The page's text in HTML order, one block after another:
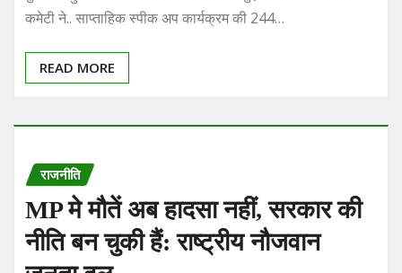
READ MORE
राजनीति
MP मे मौतें अब हादसा नहीं, सरकार की
नीति बन चुकी हैं: राष्ट्रीय नौजवान
जनता दल